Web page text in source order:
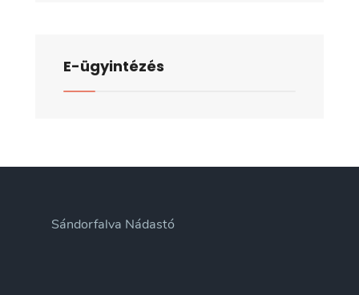
E-ügyintézés
Sándorfalva Nádastó